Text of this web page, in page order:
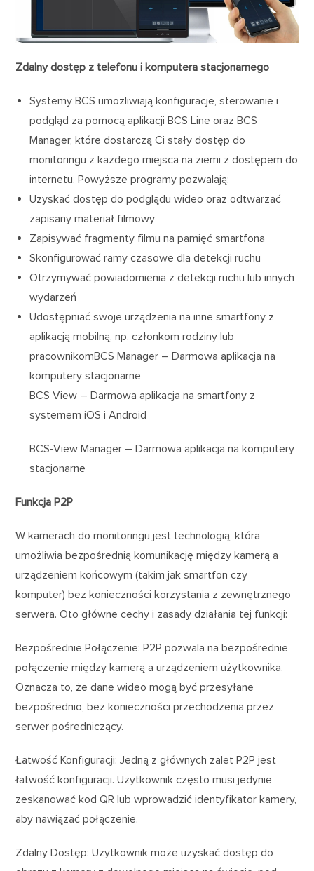
Zdalny dostęp z telefonu i komputera stacjonarnego
Systemy BCS umożliwiają konfiguracje, sterowanie i
podgląd za pomocą aplikacji BCS Line oraz BCS
Manager, które dostarczą Ci stały dostęp do
monitoringu z każdego miejsca na ziemi z dostępem do
internetu. Powyższe programy pozwalają:
Uzyskać dostęp do podglądu wideo oraz odtwarzać
zapisany materiał filmowy
Zapisywać fragmenty filmu na pamięć smartfona
Skonfigurować ramy czasowe dla detekcji ruchu
Otrzymywać powiadomienia z detekcji ruchu lub innych
wydarzeń
Udostępniać swoje urządzenia na inne smartfony z
aplikacją mobilną, np. członkom rodziny lub
pracownikomBCS Manager – Darmowa aplikacja na
komputery stacjonarne
BCS View – Darmowa aplikacja na smartfony z
systemem iOS i Android
BCS-View Manager – Darmowa aplikacja na komputery
stacjonarne
Funkcja P2P
W kamerach do monitoringu jest technologią, która
umożliwia bezpośrednią komunikację między kamerą a
urządzeniem końcowym (takim jak smartfon czy
komputer) bez konieczności korzystania z zewnętrznego
serwera. Oto główne cechy i zasady działania tej funkcji:
Bezpośrednie Połączenie: P2P pozwala na bezpośrednie
połączenie między kamerą a urządzeniem użytkownika.
Oznacza to, że dane wideo mogą być przesyłane
bezpośrednio, bez konieczności przechodzenia przez
serwer pośredniczący.
Łatwość Konfiguracji: Jedną z głównych zalet P2P jest
łatwość konfiguracji. Użytkownik często musi jedynie
zeskanować kod QR lub wprowadzić identyfikator kamery,
aby nawiązać połączenie.
Zdalny Dostęp: Użytkownik może uzyskać dostęp do